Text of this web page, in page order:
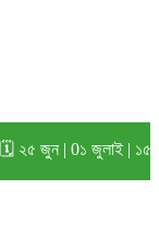
জুন | 0১ জুলাই | ১৫